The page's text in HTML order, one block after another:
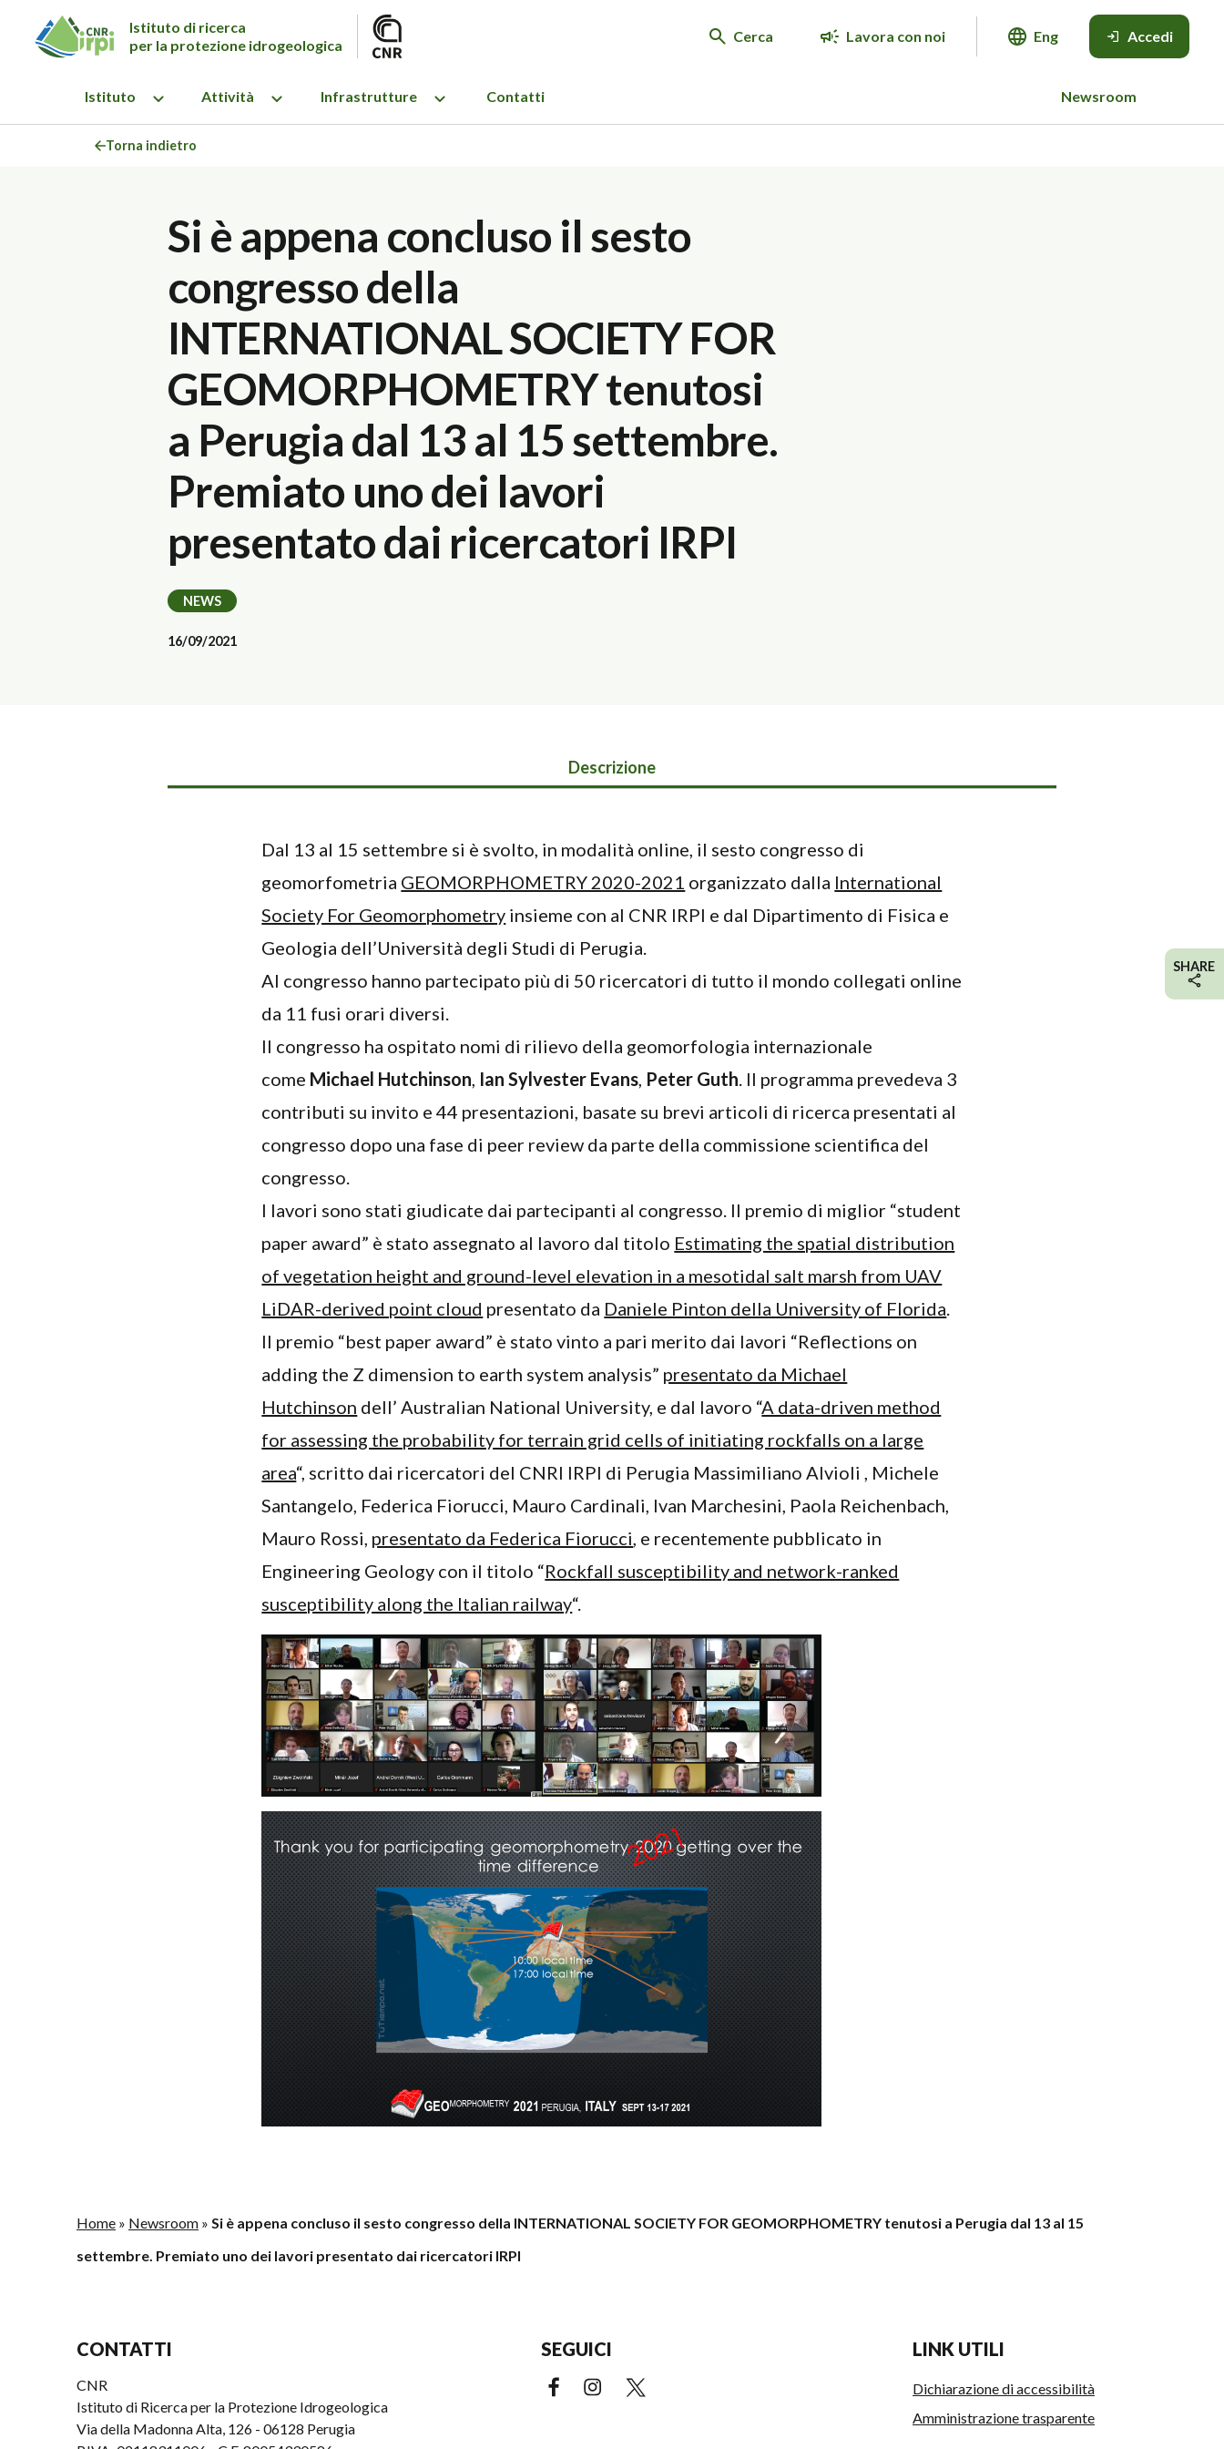
Istituto di ricerca
per la protezione idrogeologica
Cerca Lavora con noi Eng Accedi
Istituto Attività Infrastrutture Contatti Newsroom
SHARE
Torna indietro
Si è appena concluso il sesto
congresso della
INTERNATIONAL SOCIETY FOR
GEOMORPHOMETRY tenutosi
a Perugia dal 13 al 15 settembre.
Premiato uno dei lavori
presentato dai ricercatori IRPI
NEWS
16/09/2021
Descrizione
Dal 13 al 15 settembre si è svolto, in modalità online, il sesto congresso di
geomorfometria GEOMORPHOMETRY 2020-2021 organizzato dalla International
Society For Geomorphometry insieme con al CNR IRPI e dal Dipartimento di Fisica e
Geologia dell’Università degli Studi di Perugia.
Al congresso hanno partecipato più di 50 ricercatori di tutto il mondo collegati online
da 11 fusi orari diversi.
Il congresso ha ospitato nomi di rilievo della geomorfologia internazionale
come Michael Hutchinson, Ian Sylvester Evans, Peter Guth. Il programma prevedeva 3
contributi su invito e 44 presentazioni, basate su brevi articoli di ricerca presentati al
congresso dopo una fase di peer review da parte della commissione scientifica del
congresso.
I lavori sono stati giudicate dai partecipanti al congresso. Il premio di miglior “student
paper award” è stato assegnato al lavoro dal titolo Estimating the spatial distribution
of vegetation height and ground-level elevation in a mesotidal salt marsh from UAV
LiDAR-derived point cloud presentato da Daniele Pinton della University of Florida.
Il premio “best paper award” è stato vinto a pari merito dai lavori “Reflections on
adding the Z dimension to earth system analysis” presentato da Michael
Hutchinson dell’ Australian National University, e dal lavoro “A data-driven method
for assessing the probability for terrain grid cells of initiating rockfalls on a large
area“, scritto dai ricercatori del CNRI IRPI di Perugia Massimiliano Alvioli , Michele
Santangelo, Federica Fiorucci, Mauro Cardinali, Ivan Marchesini, Paola Reichenbach,
Mauro Rossi, presentato da Federica Fiorucci, e recentemente pubblicato in
Engineering Geology con il titolo “Rockfall susceptibility and network-ranked
susceptibility along the Italian railway“.
Home » Newsroom » Si è appena concluso il sesto congresso della INTERNATIONAL SOCIETY FOR GEOMORPHOMETRY tenutosi a Perugia dal 13 al 15
settembre. Premiato uno dei lavori presentato dai ricercatori IRPI
CONTATTI
CNR
Istituto di Ricerca per la Protezione Idrogeologica
Via della Madonna Alta, 126 - 06128 Perugia
SEGUICI
Facebook (link esterno)
Instagram (link esterno)
LINK UTILI
Dichiarazione di accessibilità
Amministrazione trasparente